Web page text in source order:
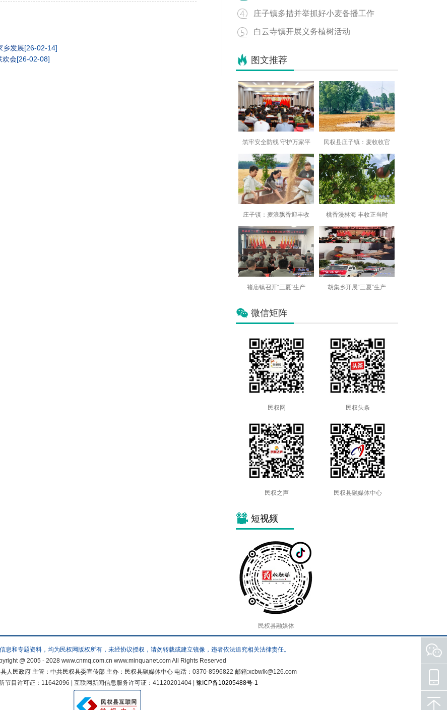
乡发展[26-02-14]
欢会[26-02-08]
庄子镇多措并举抓好小麦备播工作
白云寺镇开展义务植树活动
图文推荐
筑牢安全防线 守护万家平 民权县庄子镇：麦收收官
庄子镇：麦浪飘香迎丰收 桃香漫林海 丰收正当时
褚庙镇召开“三夏”生产 胡集乡开展“三夏”生产
微信矩阵
民权网 民权头条
民权之声 民权县融媒体中心
短视频
民权县融媒体
息和专题资料，均为民权网版权所有，未经协议授权，请勿转载或建立镜像，违者依法追究相关法律责任。
@ 2005 - 2028 www.cnmq.com.cn www.minquanet.com All Rights Reserved
人民政府 主管：中共民权县委宣传部 主办：民权县融媒体中心 电话：0370-8596822 邮箱:xcbwlk@126.com
节目许可证：11642096 | 互联网新闻信息服务许可证：41120201404 | 豫ICP备10205488号-1